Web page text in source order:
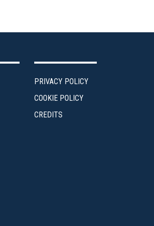
PRIVACY POLICY
COOKIE POLICY
CREDITS